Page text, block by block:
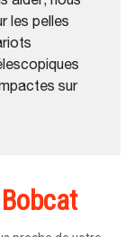
les pelles
sur